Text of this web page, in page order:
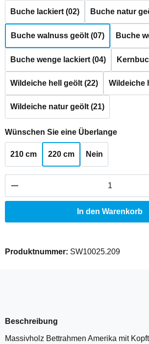
Buche lackiert (02) Buche natur
Buche walnuss geölt (07) Buche
Buche wenge lackiert (04)
Wildeiche hell geölt (22) Wildeiche
Wildeiche natur geölt (21)
Wünschen Sie eine Überlange
210 cm 220 cm Nein
Produkt Anzahl: Gib den
In den Warenkorb
Produktnummer: SW10025.209
Beschreibung
Massivholz Bettrahmen Amerika mit